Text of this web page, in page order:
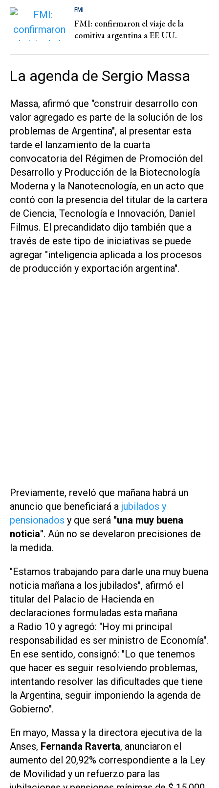
FMI
FMI: confirmaron el viaje de la
comitiva argentina a EE UU.
La agenda de Sergio Massa
Massa, afirmó que "construir desarrollo con
valor agregado es parte de la solución de los
problemas de Argentina", al presentar esta
tarde el lanzamiento de la cuarta
convocatoria del Régimen de Promoción del
Desarrollo y Producción de la Biotecnología
Moderna y la Nanotecnología, en un acto que
contó con la presencia del titular de la cartera
de Ciencia, Tecnología e Innovación, Daniel
Filmus. El precandidato dijo también que a
través de este tipo de iniciativas se puede
agregar "inteligencia aplicada a los procesos
de producción y exportación argentina".
Previamente, reveló que mañana habrá un
anuncio que beneficiará a jubilados y
pensionados y que será "una muy buena
noticia". Aún no se develaron precisiones de
la medida.
"Estamos trabajando para darle una muy buena
noticia mañana a los jubilados", afirmó el
titular del Palacio de Hacienda en
declaraciones formuladas esta mañana
a Radio 10 y agregó: "Hoy mi principal
responsabilidad es ser ministro de Economía".
En ese sentido, consignó: "Lo que tenemos
que hacer es seguir resolviendo problemas,
intentando resolver las dificultades que tiene
la Argentina, seguir imponiendo la agenda de
Gobierno".
En mayo, Massa y la directora ejecutiva de la
Anses, Fernanda Raverta, anunciaron el
aumento del 20,92% correspondiente a la Ley
de Movilidad y un refuerzo para las